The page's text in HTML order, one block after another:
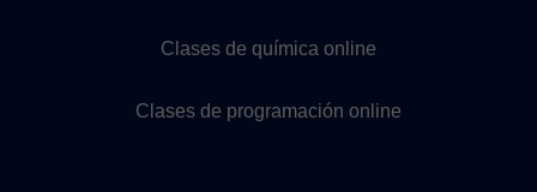
Clases de química online
Clases de programación online